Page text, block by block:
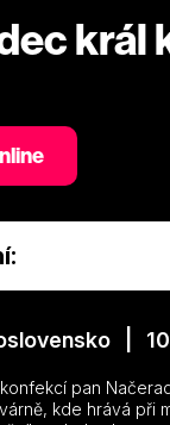
král
|
pan
kde hrává při